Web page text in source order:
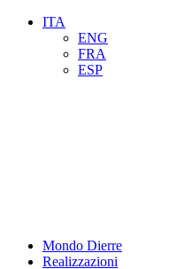
ITA
ENG
FRA
ESP
Mondo Dierre
Realizzazioni